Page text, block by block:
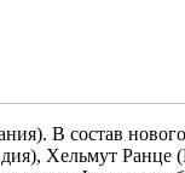
В состав
Хельмут Ранце